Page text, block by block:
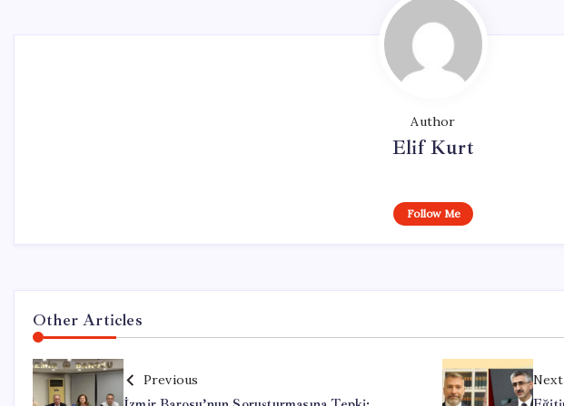
Author
Elif Kurt
Follow Me
Other Articles
Previous Next